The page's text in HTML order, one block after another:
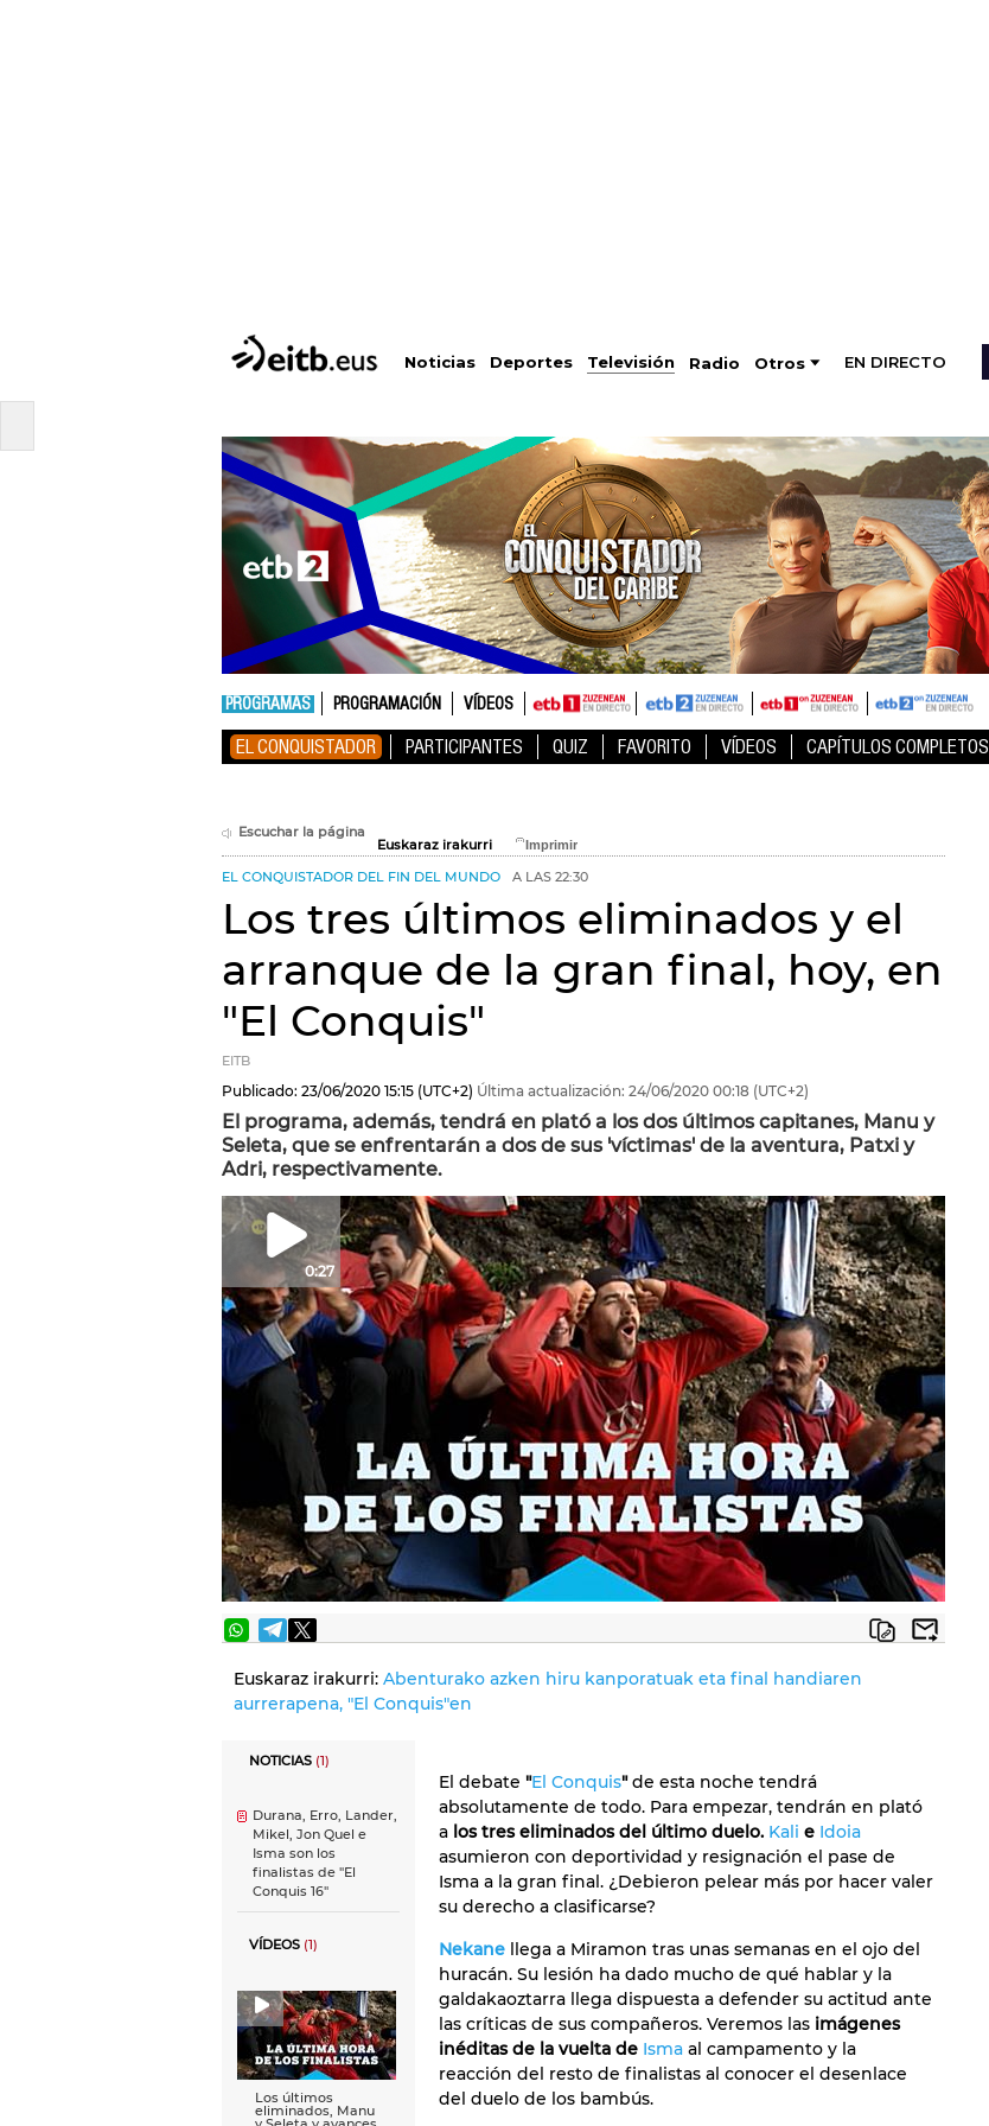
Noticias Deportes Televisión Radio Otros EN DIRECTO
PROGRAMAS PROGRAMACIÓN VÍDEOS
EL CONQUISTADOR PARTICIPANTES QUIZ FAVORITO VÍDEOS CAPÍTULOS COMPLETOS
Escuchar la página
Euskaraz irakurri
EL CONQUISTADOR DEL FIN DEL MUNDO A LAS 22:30
Los tres últimos eliminados y el
arranque de la gran final, hoy, en
"El Conquis"
EITB
Publicado: 23/06/2020 15:15 (UTC+2) Última actualización: 24/06/2020 00:18 (UTC+2)
El programa, además, tendrá en plató a los dos últimos capitanes, Manu y
Seleta, que se enfrentarán a dos de sus 'víctimas' de la aventura, Patxi y
Adri, respectivamente.
0:27
Euskaraz irakurri: Abenturako azken hiru kanporatuak eta final handiaren
aurrerapena, "El Conquis"en
NOTICIAS (1)
Durana, Erro, Lander,
Mikel, Jon Quel e
Isma son los
finalistas de "El
Conquis 16"
VÍDEOS (1)
Los últimos
eliminados, Manu
El debate "El Conquis"de esta noche tendrá
absolutamente de todo. Para empezar, tendrán en plató
a los tres eliminados del último duelo. Kali e Idoia
asumieron con deportividad y resignación el pase de
Isma a la gran final. ¿Debieron pelear más por hacer valer
su derecho a clasificarse?
Nekane llega a Miramon tras unas semanas en el ojo del
huracán. Su lesión ha dado mucho de qué hablar y la
galdakaoztarra llega dispuesta a defender su actitud ante
las críticas de sus compañeros. Veremos las imágenes
inéditas de la vuelta de Isma al campamento y la
reacción del resto de finalistas al conocer el desenlace
del duelo de los bambús.